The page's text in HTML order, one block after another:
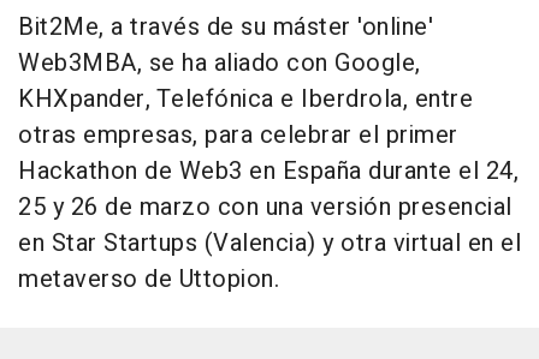
Bit2Me, a través de su máster 'online'
Web3MBA, se ha aliado con Google,
KHXpander, Telefónica e Iberdrola, entre
otras empresas, para celebrar el primer
Hackathon de Web3 en España durante el 24,
25 y 26 de marzo con una versión presencial
en Star Startups (Valencia) y otra virtual en el
metaverso de Uttopion.